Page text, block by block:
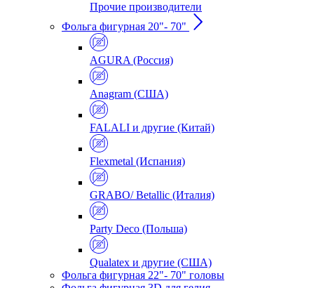
Прочие производители
Фольга фигурная 20"- 70"
AGURA (Россия)
Anagram (США)
FALALI и другие (Китай)
Flexmetal (Испания)
GRABO/ Betallic (Италия)
Party Deco (Польша)
Qualatex и другие (США)
Фольга фигурная 22"- 70" головы